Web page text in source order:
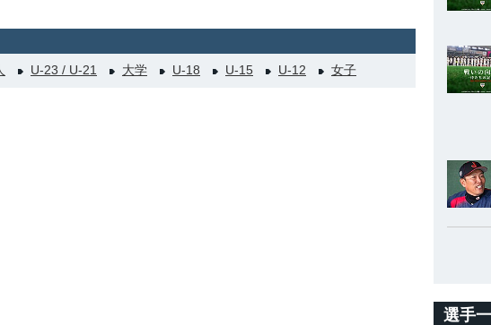
U-23 / U-21 大学 U-18 U-15 U-12 女子
選手